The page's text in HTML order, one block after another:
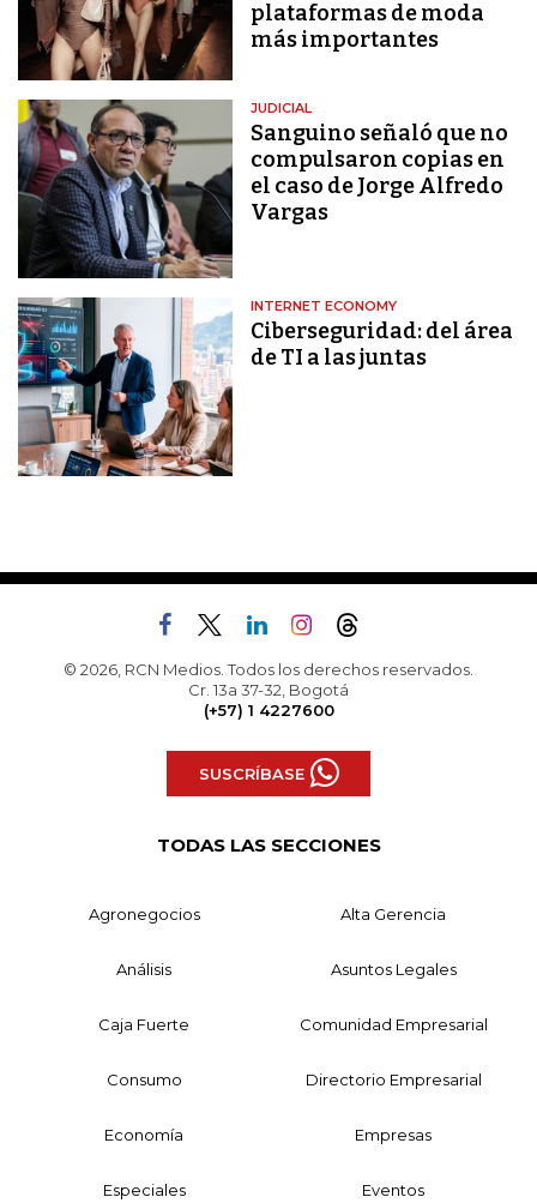
plataformas de moda
más importantes
JUDICIAL
Sanguino señaló que no
compulsaron copias en
el caso de Jorge Alfredo
Vargas
INTERNET ECONOMY
Ciberseguridad: del área
de TI a las juntas
© 2026, RCN Medios. Todos los derechos reservados.
Cr. 13a 37-32, Bogotá
(+57) 1 4227600
SUSCRÍBASE
TODAS LAS SECCIONES
Agronegocios Alta Gerencia
Análisis Asuntos Legales
Caja Fuerte Comunidad Empresarial
Consumo Directorio Empresarial
Economía Empresas
Especiales Eventos